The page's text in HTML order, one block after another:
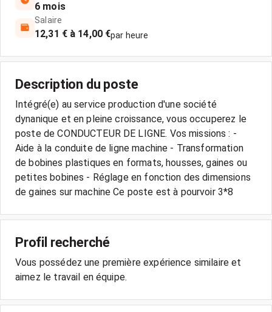
6 mois
Salaire
12,31 € à 14,00 €par heure
Description du poste
Intégré(e) au service production d'une société
dynanique et en pleine croissance, vous occuperez le
poste de CONDUCTEUR DE LIGNE. Vos missions : -
Aide à la conduite de ligne machine - Transformation
de bobines plastiques en formats, housses, gaines ou
petites bobines - Réglage en fonction des dimensions
de gaines sur machine Ce poste est à pourvoir 3*8
Profil recherché
Vous possédez une première expérience similaire et
aimez le travail en équipe.